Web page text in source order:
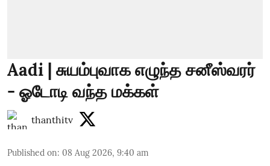
Aadi | சுயம்புவாக எழுந்த சனீஸ்வரர்
- ஓடோடி வந்த மக்கள்
thanthitv
Published on: 08 Aug 2026, 9:40 am